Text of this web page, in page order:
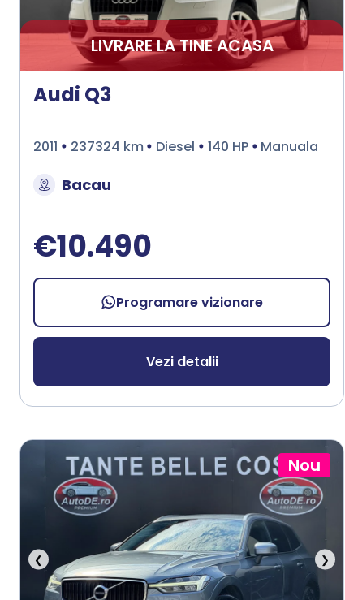
LIVRARE LA TINE ACASA
Audi Q3
2011 237324 km Diesel 140 HP Manuala
Bacau
€10.490
Programare vizionare
Vezi detalii
Nou
❮ ❯